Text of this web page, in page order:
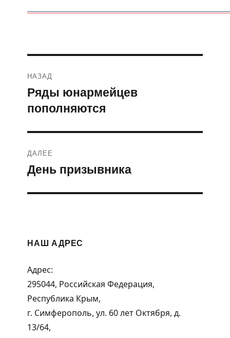
по
записям
НАЗАД
Предыдущая
запись:
Ряды юнармейцев
пополняются
ДАЛЕЕ
Следующая
День призывника
НАШ АДРЕС
Адрес:
295044, Российская Федерация,
Республика Крым,
г. Симферополь, ул. 60 лет Октября, д.
13/64,